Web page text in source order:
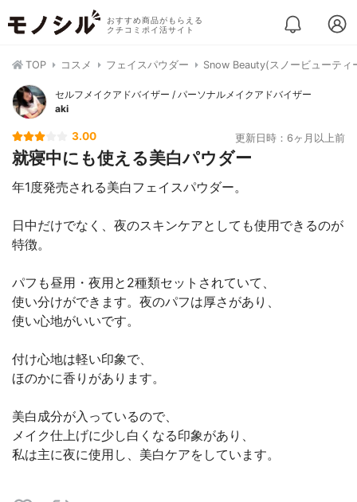
おすすめ商品がもらえる
クチコミポイ活サイト
TOP コスメ フェイスパウダー Snow Beauty(スノービューテ
セルフメイクアドバイザー / パーソナルメイクアドバイザー
aki
3.00 更新日時：6ヶ月以上前
就寝中にも使える美白パウダー
年1度発売される美白フェイスパウダー。
日中だけでなく、夜のスキンケアとしても使用できるのが
特徴。
パフも昼用・夜用と2種類セットされていて、
使い分けができます。夜のパフは厚さがあり、
使い心地がいいです。
付け心地は軽い印象で、
ほのかに香りがあります。
美白成分が入っているので、
メイク仕上げに少し白くなる印象があり、
私は主に夜に使用し、美白ケアをしています。